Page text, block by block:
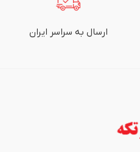
ارسال به سراسر ایران